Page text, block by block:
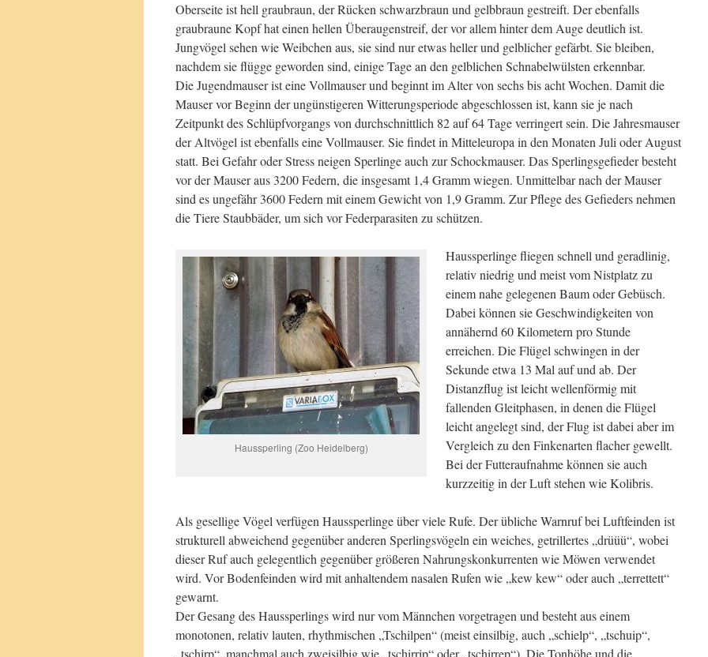
Oberseite ist hell graubraun, der Rücken schwarzbraun und gelbbraun gestreift. Der ebenfalls
graubraune Kopf hat einen hellen Überaugenstreif, der vor allem hinter dem Auge deutlich ist.
Jungvögel sehen wie Weibchen aus, sie sind nur etwas heller und gelblicher gefärbt. Sie bleiben,
nachdem sie flügge geworden sind, einige Tage an den gelblichen Schnabelwülsten erkennbar.
Die Jugendmauser ist eine Vollmauser und beginnt im Alter von sechs bis acht Wochen. Damit die
Mauser vor Beginn der ungünstigeren Witterungsperiode abgeschlossen ist, kann sie je nach
Zeitpunkt des Schlüpfvorgangs von durchschnittlich 82 auf 64 Tage verringert sein. Die Jahresmauser
der Altvögel ist ebenfalls eine Vollmauser. Sie findet in Mitteleuropa in den Monaten Juli oder August
statt. Bei Gefahr oder Stress neigen Sperlinge auch zur Schockmauser. Das Sperlingsgefieder besteht
vor der Mauser aus 3200 Federn, die insgesamt 1,4 Gramm wiegen. Unmittelbar nach der Mauser
sind es ungefähr 3600 Federn mit einem Gewicht von 1,9 Gramm. Zur Pflege des Gefieders nehmen
die Tiere Staubbäder, um sich vor Federparasiten zu schützen.
Haussperling (Zoo Heidelberg)
Haussperlinge fliegen schnell und geradlinig,
relativ niedrig und meist vom Nistplatz zu
einem nahe gelegenen Baum oder Gebüsch.
Dabei können sie Geschwindigkeiten von
annähernd 60 Kilometern pro Stunde
erreichen. Die Flügel schwingen in der
Sekunde etwa 13 Mal auf und ab. Der
Distanzflug ist leicht wellenförmig mit
fallenden Gleitphasen, in denen die Flügel
leicht angelegt sind, der Flug ist dabei aber im
Vergleich zu den Finkenarten flacher gewellt.
Bei der Futteraufnahme können sie auch
kurzzeitig in der Luft stehen wie Kolibris.
Als gesellige Vögel verfügen Haussperlinge über viele Rufe. Der übliche Warnruf bei Luftfeinden ist
strukturell abweichend gegenüber anderen Sperlingsvögeln ein weiches, getrillertes „drüüü“, wobei
dieser Ruf auch gelegentlich gegenüber größeren Nahrungskonkurrenten wie Möwen verwendet
wird. Vor Bodenfeinden wird mit anhaltendem nasalen Rufen wie „kew kew“ oder auch „terrettett“
gewarnt.
Der Gesang des Haussperlings wird nur vom Männchen vorgetragen und besteht aus einem
monotonen, relativ lauten, rhythmischen „Tschilpen“ (meist einsilbig, auch „schielp“, „tschuip“,
„tschirp“, manchmal auch zweisilbig wie „tschirrip“ oder „tschirrep“). Die Tonhöhe und die